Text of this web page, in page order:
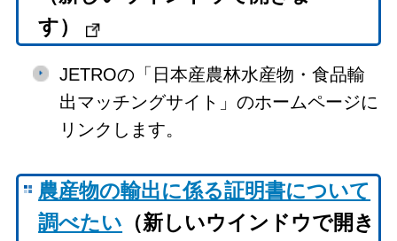
す）
JETROの「日本産農林水産物・食品輸
出マッチングサイト」のホームページに
リンクします。
農産物の輸出に係る証明書について
調べたい （新しいウインドウで開き